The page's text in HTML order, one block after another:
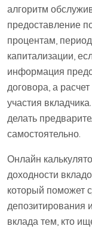
алгоритм
предоставление
процентам,
капитализации,
информация
договора, а
участия
делать
самостоятельно.
Онлайн
доходности
который поможет
депозитирования
вклада тем, кто